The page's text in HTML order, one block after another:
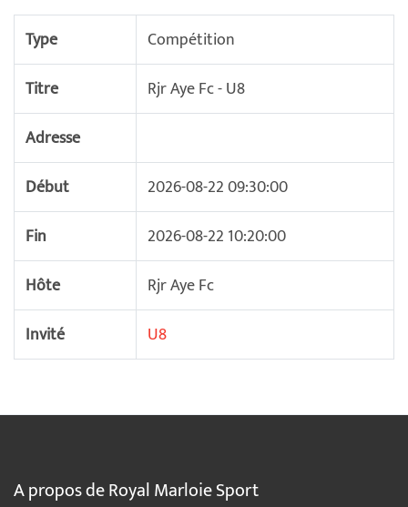
Type
Compétition
Titre
Rjr Aye Fc - U8
Adresse
Début
2026-08-22 09:30:00
Fin
2026-08-22 10:20:00
Hôte
Rjr Aye Fc
Invité
U8
A propos de Royal Marloie Sport